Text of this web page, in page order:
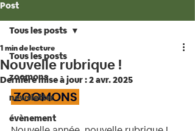
Post
Tous les posts
zoomons
newsletter
évènement
Tous les posts
Nouvelle rubrique !
1 min de lecture
Dernière mise à jour :2 avr. 2025
ZOOMONS